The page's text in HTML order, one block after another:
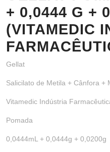
+ 0,0444 G +
(VITAMEDIC
Gellat
Salicilato de Metila + Cânfora +
Vitamedic Indústria
Pomada
0,0444mL + 0,0444g + 0,0200g